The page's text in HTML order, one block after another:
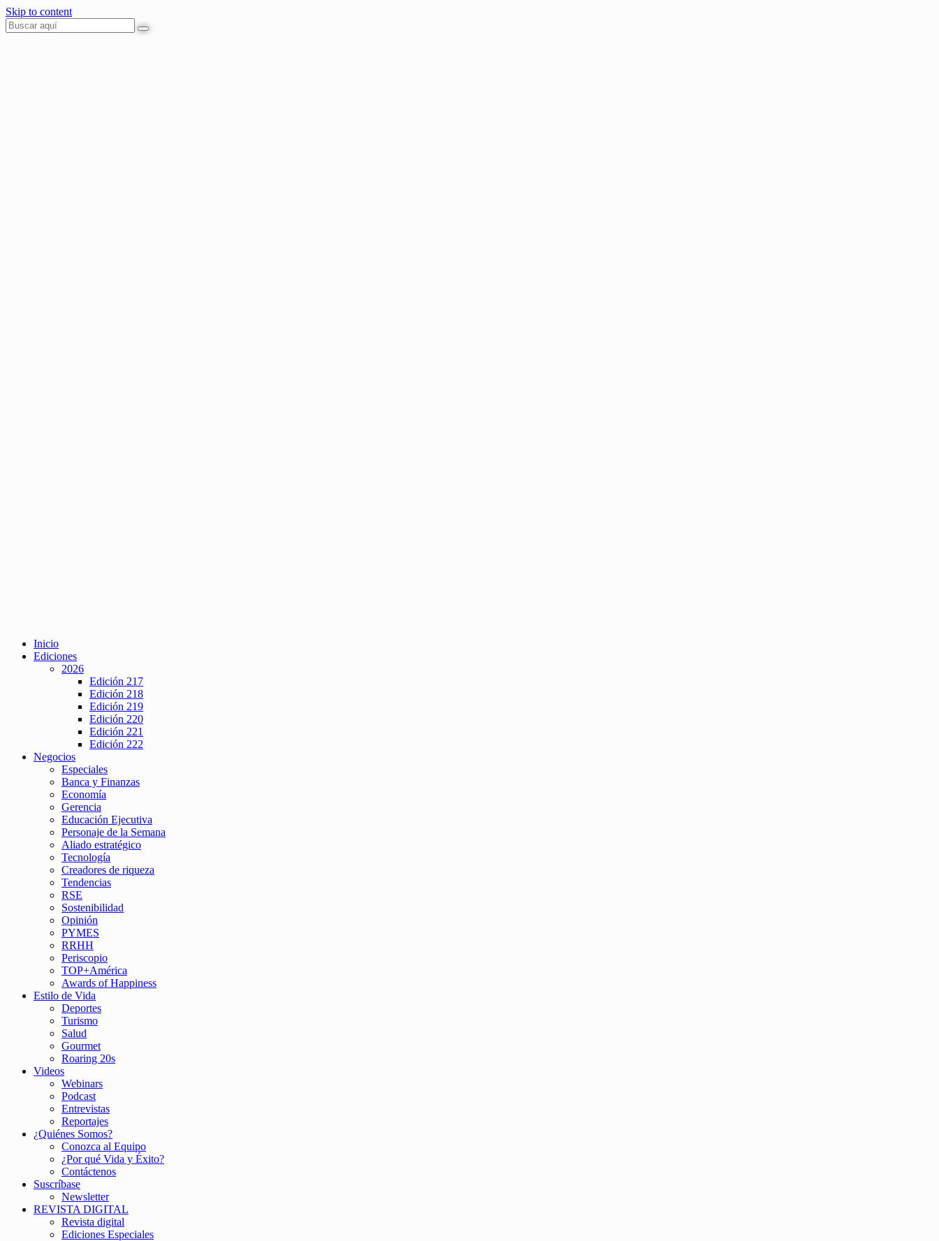
Skip to content
Inicio
Ediciones
2026
Edición 217
Edición 218
Edición 219
Edición 220
Edición 221
Edición 222
Negocios
Especiales
Banca y Finanzas
Economía
Gerencia
Educación Ejecutiva
Personaje de la Semana
Aliado estratégico
Tecnología
Creadores de riqueza
Tendencias
RSE
Sostenibilidad
Opinión
PYMES
RRHH
Periscopio
TOP+América
Awards of Happiness
Estilo de Vida
Deportes
Turismo
Salud
Gourmet
Roaring 20s
Videos
Webinars
Podcast
Entrevistas
Reportajes
¿Quiénes Somos?
Conozca al Equipo
¿Por qué Vida y Éxito?
Contáctenos
Suscríbase
Newsletter
REVISTA DIGITAL
Revista digital
Ediciones Especiales